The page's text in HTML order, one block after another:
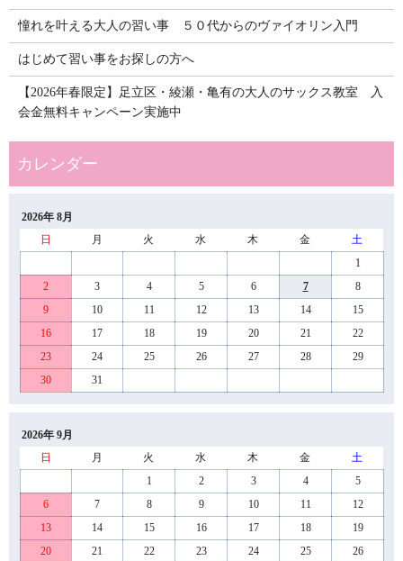
憧れを叶える大人の習い事 ５０代からのヴァイオリン入門
はじめて習い事をお探しの方へ
【2026年春限定】足立区・綾瀬・亀有の大人のサックス教室 入
会金無料キャンペーン実施中
2026年 8月
日
月 火 水 木 金
土
1
2
3 4 5 6 7
8
9
10 11 12 13 14
15
16
17 18 19 20 21
22
23
24 25 26 27 28
29
30
31
2026年 9月
日
月 火 水 木 金
土
1
2 3 4
5
6
7 8 9 10 11
12
13
14 15 16 17 18
19
20
21 22 23 24 25
26